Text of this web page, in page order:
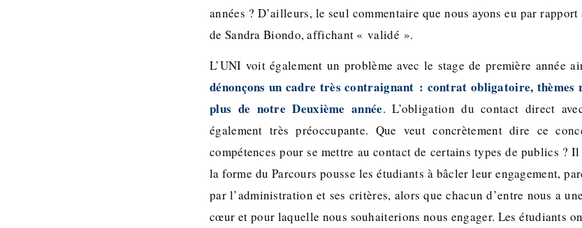
années ? D’ailleurs, le seul commentaire que nous ayons eu par
de Sandra Biondo, affichant « validé ».
L’UNI voit également un problème avec le stage de première année
dénonçons un cadre très contraignant : contrat obligatoire, thèmes
plus de notre Deuxième année. L’obligation du contact direct
également très préoccupante. Que veut concrètement dire ce
compétences pour se mettre au contact de certains types de publics ?
la forme du Parcours pousse les étudiants à bâcler leur engagement,
par l’administration et ses critères, alors que chacun d’entre nous a
cœur et pour laquelle nous souhaiterions nous engager. Les étudiants